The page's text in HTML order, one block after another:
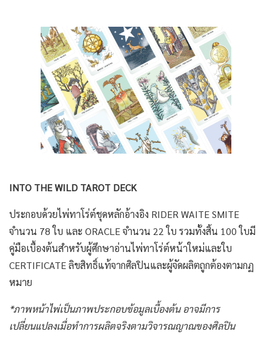
INTO THE WILD TAROT DECK
ประกอบด้วยไพ่ทาโร่ต์ชุดหลักอ้างอิง RIDER WAITE SMITE
จำนวน 78 ใบ และ ORACLE จำนวน 22 ใบ รวมทั้งสิ้น 100 ใบมี
คู่มือเบื้องต้นสำหรับผู้ศึกษาอ่านไพ่ทาโร่ต์หน้าใหม่และใบ
CERTIFICATE ลิขสิทธิ์แท้จากศิลปินและผู้จัดผลิตถูกต้องตามกฏ
หมาย
*ภาพหน้าไพ่เป็นภาพประกอบข้อมูลเบื้องต้น อาจมีการ
เปลี่ยนแปลงเมื่อทำการผลิตจริงตามวิจารณญาณของศิลปิน